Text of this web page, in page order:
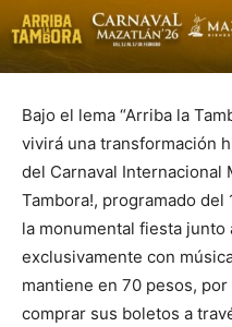
Bajo el lema “Arriba la
vivirá una transformación
del Carnaval Internacional
Tambora!, programado del
la monumental fiesta junto
exclusivamente con
mantiene en 70 pesos,
comprar sus boletos a